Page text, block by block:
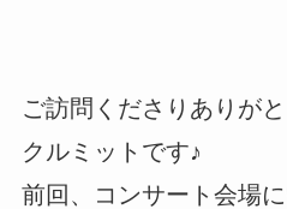
ご訪問くださりありが
クルミットです♪
前回、コンサート会場